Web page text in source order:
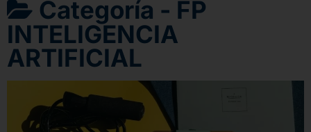
Categoría - FP
INTELIGENCIA
ARTIFICIAL